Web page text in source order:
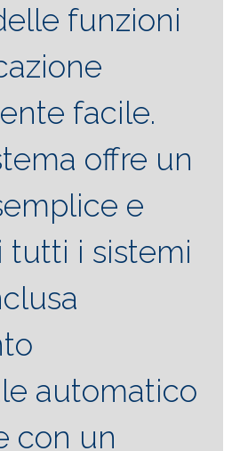
funzioni
facile.
offre un
e
tutti i sistemi
automatico
con un